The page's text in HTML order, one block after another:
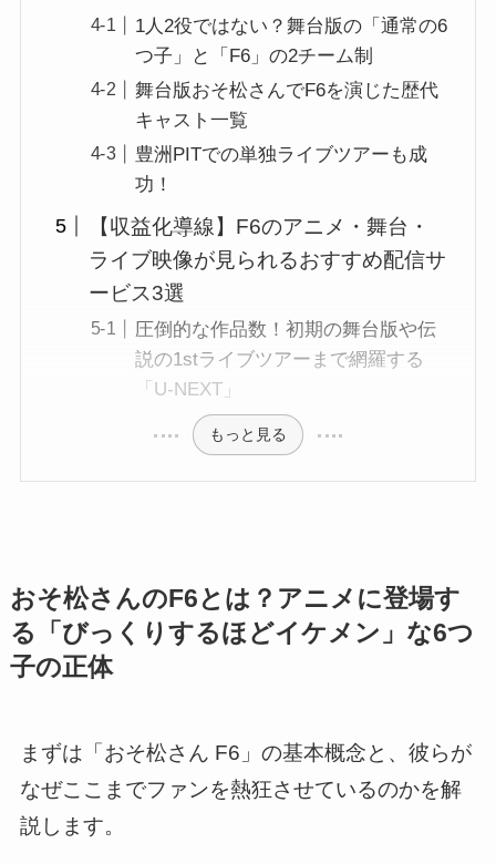
1人2役ではない？舞台版の「通常の6
つ子」と「F6」の2チーム制
舞台版おそ松さんでF6を演じた歴代
キャスト一覧
豊洲PITでの単独ライブツアーも成
功！
【収益化導線】F6のアニメ・舞台・
ライブ映像が見られるおすすめ配信サ
ービス3選
圧倒的な作品数！初期の舞台版や伝
説の1stライブツアーまで網羅する
「U-NEXT」
もっと見る
おそ松さんのF6とは？アニメに登場す
る「びっくりするほどイケメン」な6つ
子の正体
まずは「おそ松さん F6」の基本概念と、彼らが
なぜここまでファンを熱狂させているのかを解
説します。